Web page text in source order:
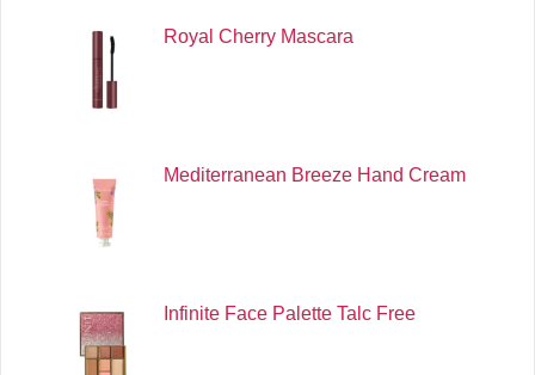
Royal Cherry Mascara
Mediterranean Breeze Hand Cream
Infinite Face Palette Talc Free